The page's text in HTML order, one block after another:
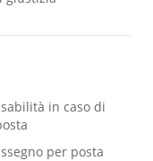
in caso di
per posta